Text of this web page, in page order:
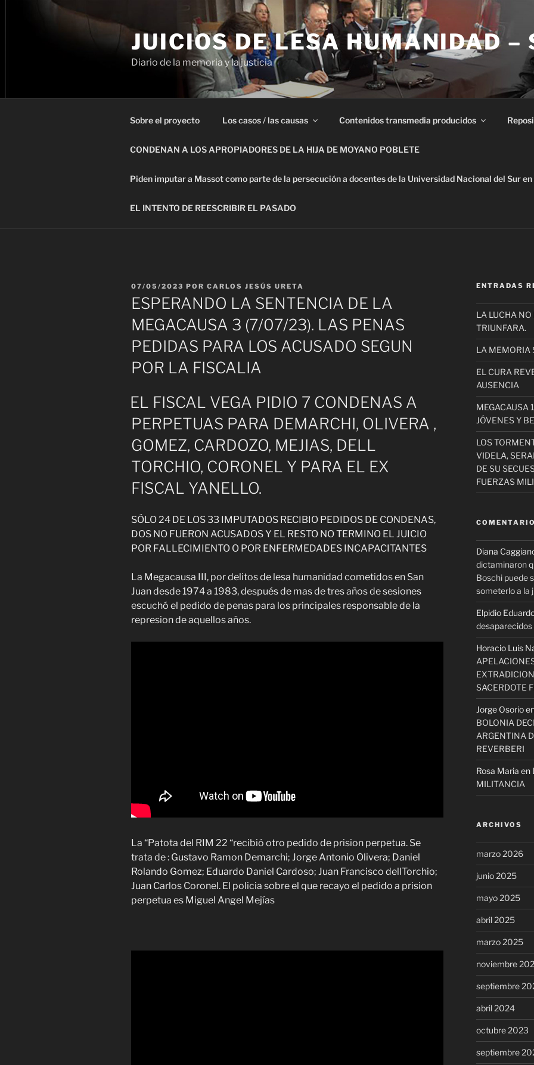
JUICIOS DE LESA HUMANIDAD –
Diario de la memoria y la justicia
Sobre el proyecto Los casos / las causas Contenidos transmedia producidos
CONDENAN A LOS APROPIADORES DE LA HIJA DE MOYANO POBLETE
Piden imputar a Massot como parte de la persecución a docentes de la Universidad Nacional del Sur
EL INTENTO DE REESCRIBIR EL PASADO
PUBLICADO
EL
07/05/2023 POR CARLOS JESÚS URETA
ESPERANDO LA SENTENCIA DE LA
MEGACAUSA 3 (7/07/23). LAS PENAS
PEDIDAS PARA LOS ACUSADO SEGUN
POR LA FISCALIA
EL FISCAL VEGA PIDIO 7 CONDENAS A
PERPETUAS PARA DEMARCHI, OLIVERA ,
GOMEZ, CARDOZO, MEJIAS, DELL
TORCHIO, CORONEL Y PARA EL EX
FISCAL YANELLO.
SÓLO 24 DE LOS 33 IMPUTADOS RECIBIO PEDIDOS DE CONDENAS,
DOS NO FUERON ACUSADOS Y EL RESTO NO TERMINO EL JUICIO
POR FALLECIMIENTO O POR ENFERMEDADES INCAPACITANTES
La Megacausa III, por delitos de lesa humanidad cometidos en San
Juan desde 1974 a 1983, después de mas de tres años de sesiones
escuchó el pedido de penas para los principales responsable de la
represion de aquellos años.
La “Patota del RIM 22 “recibió otro pedido de prision perpetua. Se
trata de : Gustavo Ramon Demarchi; Jorge Antonio Olivera; Daniel
Rolando Gomez; Eduardo Daniel Cardoso; Juan Francisco dellTorchio;
Juan Carlos Coronel. El policia sobre el que recayo el pedido a prision
perpetua es Miguel Angel Mejías
ENTRADAS
LA LUCHA
TRIUNFARA.
LA MEMORIA
EL CURA
AUSENCIA
MEGACAUSA
JÓVENES Y
LOS
VIDELA,
DE SU
FUERZAS
Diana
dictaminaron
Boschi puede
someterlo a la
Elpidio
desaparecidos
Horacio Luis
SACERDOTE
Jorge Osorio
BOLONIA
ARGENTINA
REVERBERI
Rosa Maria en
MILITANCIA
ARCHIVOS
marzo 2026
junio 2025
mayo 2025
abril 2025
marzo 2025
noviembre
septiembre
abril 2024
octubre 2023
septiembre